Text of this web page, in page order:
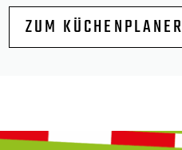
ZUM KÜCHENPLANER